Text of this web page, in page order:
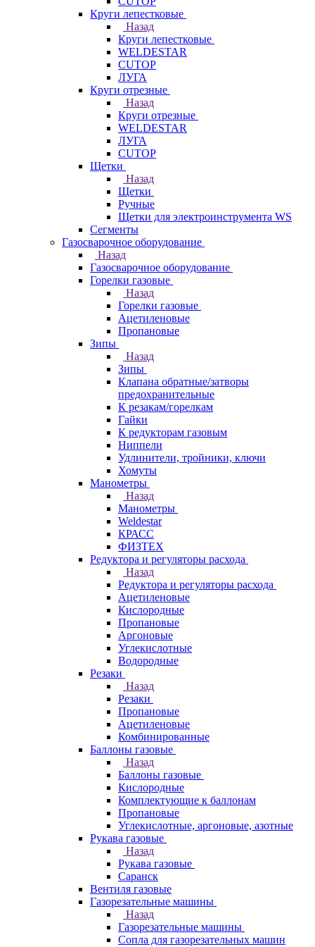
Круги лепестковые
Назад
Круги лепестковые
WELDESTAR
CUTOP
ЛУГА
Круги отрезные
Назад
Круги отрезные
WELDESTAR
ЛУГА
CUTOP
Щетки
Назад
Щетки
Ручные
Щетки для электроинструмента WS
Сегменты
Газосварочное оборудование
Назад
Газосварочное оборудование
Горелки газовые
Назад
Горелки газовые
Ацетиленовые
Пропановые
Зипы
Назад
Зипы
Клапана обратные/затворы
предохранительные
К резакам/горелкам
Гайки
К редукторам газовым
Ниппели
Удлинители, тройники, ключи
Хомуты
Манометры
Назад
Манометры
Weldestar
КРАСС
ФИЗТЕХ
Редуктора и регуляторы расхода
Назад
Редуктора и регуляторы расхода
Ацетиленовые
Кислородные
Пропановые
Аргоновые
Углекислотные
Водородные
Резаки
Назад
Резаки
Пропановые
Ацетиленовые
Комбинированные
Баллоны газовые
Назад
Баллоны газовые
Кислородные
Комплектующие к баллонам
Пропановые
Углекислотные, аргоновые, азотные
Рукава газовые
Назад
Рукава газовые
Саранск
Вентиля газовые
Газорезательные машины
Назад
Газорезательные машины
Сопла для газорезательных машин